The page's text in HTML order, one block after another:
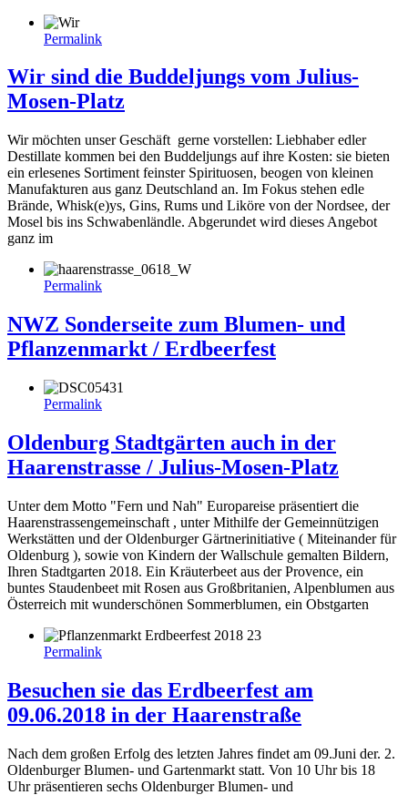
Permalink
Wir sind die Buddeljungs vom Julius-
Mosen-Platz
Wir möchten unser Geschäft gerne vorstellen: Liebhaber edler
Destillate kommen bei den Buddeljungs auf ihre Kosten: sie bieten
ein erlesenes Sortiment feinster Spirituosen, beogen von kleinen
Manufakturen aus ganz Deutschland an. Im Fokus stehen edle
Brände, Whisk(e)ys, Gins, Rums und Liköre von der Nordsee, der
Mosel bis ins Schwabenländle. Abgerundet wird dieses Angebot
ganz im
Permalink
NWZ Sonderseite zum Blumen- und
Pflanzenmarkt / Erdbeerfest
Permalink
Oldenburg Stadtgärten auch in der
Haarenstrasse / Julius-Mosen-Platz
Unter dem Motto "Fern und Nah" Europareise präsentiert die
Haarenstrassengemeinschaft , unter Mithilfe der Gemeinnützigen
Werkstätten und der Oldenburger Gärtnerinitiative ( Miteinander für
Oldenburg ), sowie von Kindern der Wallschule gemalten Bildern,
Ihren Stadtgarten 2018. Ein Kräuterbeet aus der Provence, ein
buntes Staudenbeet mit Rosen aus Großbritanien, Alpenblumen aus
Österreich mit wunderschönen Sommerblumen, ein Obstgarten
Permalink
Besuchen sie das Erdbeerfest am
09.06.2018 in der Haarenstraße
Nach dem großen Erfolg des letzten Jahres findet am 09.Juni der. 2.
Oldenburger Blumen- und Gartenmarkt statt. Von 10 Uhr bis 18
Uhr präsentieren sechs Oldenburger Blumen- und